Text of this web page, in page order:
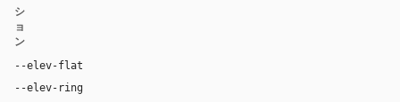
シ
ョ
ン
--elev-flat
--elev-ring